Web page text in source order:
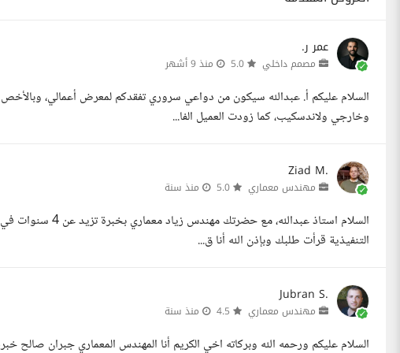
عمر ر.
مصمم داخلي منذ 9 أشهر
السلام عليكم أ. عبدالله سيكون من دواعي سروري تفقدكم لمعرض أعمالي،
وخارجي ولاندسكيب، كما زودت العميل الفا...
Ziad M.
مهندس معماري منذ سنة
السلام استاذ
التنفيذية قرأت طلبك وبإذن الله أنا ق...
Jubran S.
مهندس معماري منذ سنة
السلام عليكم ورحمه الله وبركاته اخي الكريم أنا المهندس المعماري جبران